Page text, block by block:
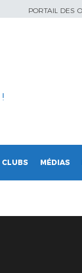
PORTAIL DES
CLUBS MÉDIAS